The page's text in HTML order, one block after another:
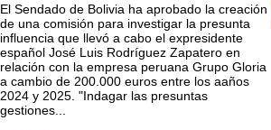
El Sendado de Bolivia ha aprobado la creación
de una comisión para investigar la presunta
influencia que llevó a cabo el expresidente
español José Luis Rodríguez Zapatero en
relación con la empresa peruana Grupo Gloria
a cambio de 200.000 euros entre los aaños
2024 y 2025. "Indagar las presuntas
gestiones...